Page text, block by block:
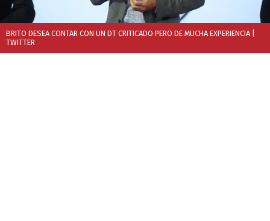
BRITO DESEA CONTAR CON UN DT CRITICADO PERO DE MUCHA EXPERIENCIA
TWITTER